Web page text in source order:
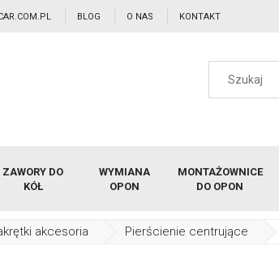
BLOG O NAS KONTAKT
ZAWORY DO
KÓŁ
WYMIANA
OPON
MONTAŻOWNICE
DO OPON
akcesoria Pierścienie centrujące